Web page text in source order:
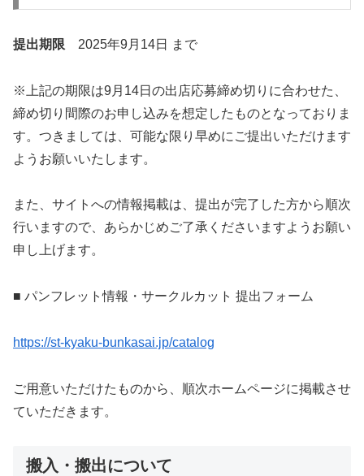
提出期限 2025年9月14日 まで
※上記の期限は9月14日の出店応募締め切りに合わせた、
締め切り間際のお申し込みを想定したものとなっておりま
す。つきましては、可能な限り早めにご提出いただけます
ようお願いいたします。
また、サイトへの情報掲載は、提出が完了した方から順次
行いますので、あらかじめご了承くださいますようお願い
申し上げます。
■ パンフレット情報・サークルカット 提出フォーム
https://st-kyaku-bunkasai.jp/catalog
ご用意いただけたものから、順次ホームページに掲載させ
ていただきます。
搬入・搬出について